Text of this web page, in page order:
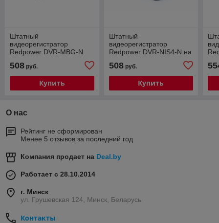
Штатный
видеорегистратор
Redpower DVR-MBG-N
Benz GLK class X204
рестайлинг
508 руб.
Купить
Штатный
видеорегистратор
Redpower DVR-NIS4-N на
рестайлинг [внедорожник,
508руб.
Купить
с
О нас
Рейтинг не сформирован
Менее 5 отзывов за последний год
Компания продает на Deal.by
Работает с 28.10.2014
г. Минск
ул. Грушевская 124, Минск, Беларусь
Контакты